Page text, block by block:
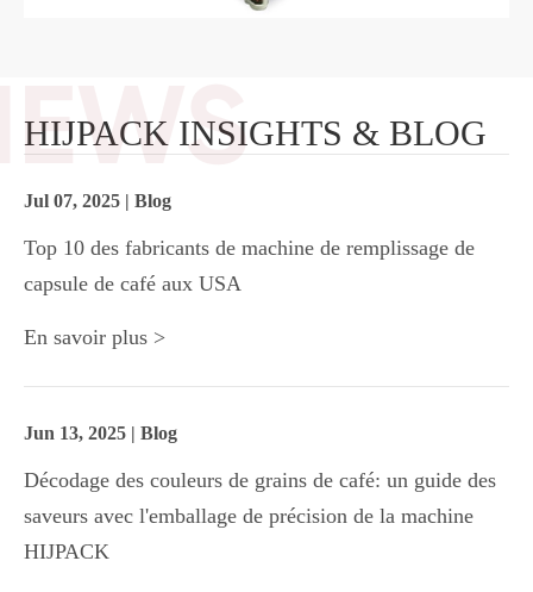
HIJPACK INSIGHTS & BLOG
Jul 07, 2025 | Blog
Top 10 des fabricants de machine de remplissage de
capsule de café aux USA
En savoir plus >
Jun 13, 2025 | Blog
Décodage des couleurs de grains de café: un guide des
saveurs avec l'emballage de précision de la machine
HIJPACK